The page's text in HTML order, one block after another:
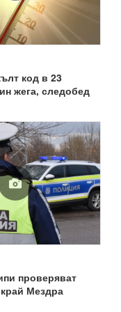
код в 23
жега, следобед
проверяват
Мездра